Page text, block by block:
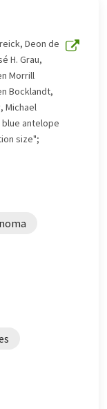
presentar
de
original en
Deon de
H. Grau,
Morrill
Bocklandt,
Michael
antelope
size";